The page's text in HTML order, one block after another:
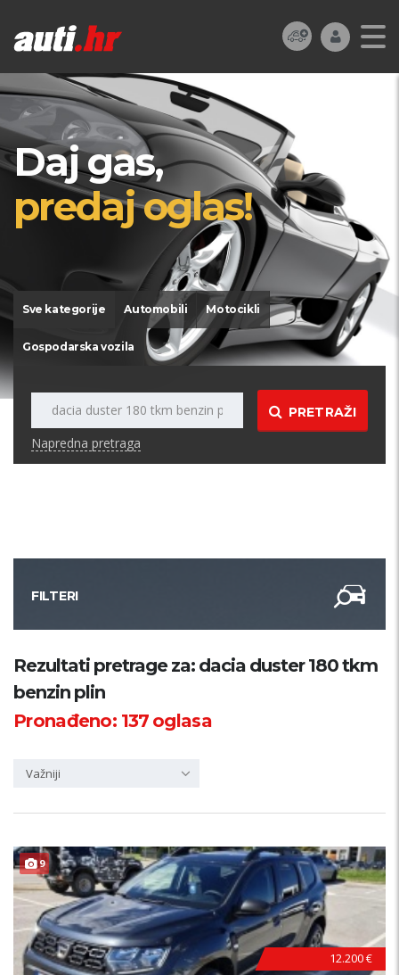
Daj gas,
predaj oglas!
Sve kategorije Automobili Motocikli
Gospodarska vozila
PRETRAŽI
Napredna pretraga
FILTERI
Kategorija
Županija
Rezultati pretrage za: dacia duster 180 tkm
benzin plin
Pronađeno: 137oglasa
Važniji
9
12.200 €